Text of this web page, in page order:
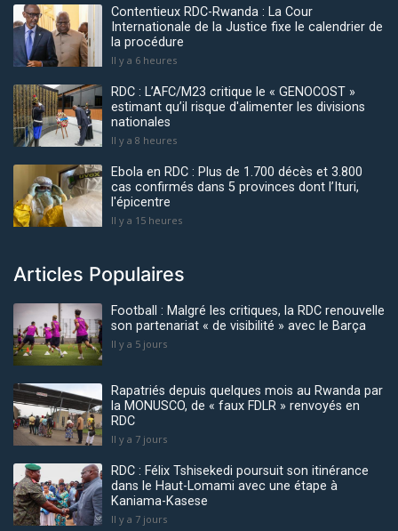
Contentieux RDC-Rwanda : La Cour
Internationale de la Justice fixe le calendrier de
la procédure
Il y a 6 heures
RDC : L’AFC/M23 critique le « GENOCOST »
estimant qu’il risque d'alimenter les divisions
nationales
Il y a 8 heures
Ebola en RDC : Plus de 1.700 décès et 3.800
cas confirmés dans 5 provinces dont l’Ituri,
l'épicentre
Il y a 15 heures
Articles Populaires
Football : Malgré les critiques, la RDC renouvelle
son partenariat « de visibilité » avec le Barça
Il y a 5 jours
Rapatriés depuis quelques mois au Rwanda par
la MONUSCO, de « faux FDLR » renvoyés en
RDC
Il y a 7 jours
RDC : Félix Tshisekedi poursuit son itinérance
dans le Haut-Lomami avec une étape à
Kaniama-Kasese
Il y a 7 jours